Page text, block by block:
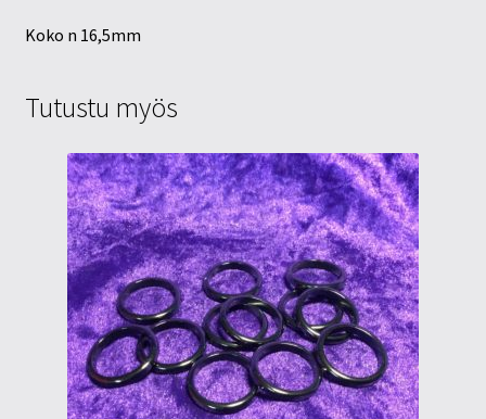
Koko n 16,5mm
Tutustu myös